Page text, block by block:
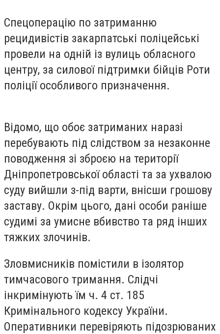
Спецоперацію по затриманню
рецидивістів закарпатські поліцейські
провели на одній із вулиць обласного
центру, за силової підтримки бійців Роти
поліції особливого призначення.
Відомо, що обоє затриманих наразі
перебувають під слідством за незаконне
поводження зі зброєю на території
Дніпропетровської області та за ухвалою
суду вийшли з-під варти, внісши грошову
заставу. Окрім цього, дані особи раніше
судимі за умисне вбивство та ряд інших
тяжких злочинів.
Зловмисників помістили в ізолятор
тимчасового тримання. Слідчі
інкримінують їм ч. 4 ст. 185
Кримінального кодексу України.
Оперативники перевіряють підозрюваних